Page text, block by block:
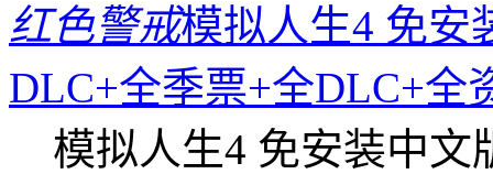
红色警戒模拟人生4 免安
DLC+全季票+全DLC+全
模拟人生4 免安装中文